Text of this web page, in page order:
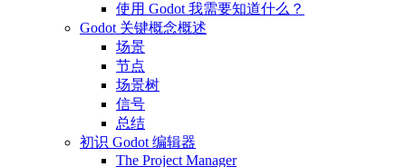
使用 Godot 我需要知道什么？
Godot 关键概念概述
场景
节点
场景树
信号
总结
初识 Godot 编辑器
The Project Manager